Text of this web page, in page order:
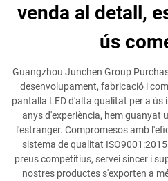
venda al detall,
ús
Guangzhou Junchen Group
desenvolupament, fabricació i
pantalla LED d'alta qualitat per a ús
anys d'experiència, hem guanyat
l'estranger. Compromesos amb
sistema de qualitat
preus competitius, servei sincer i
nostres productes s'exporten a